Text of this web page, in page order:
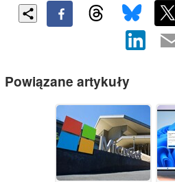
Powiązane artykuły